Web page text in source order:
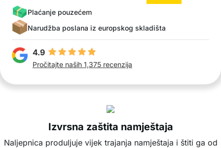
Plaćanje pouzećem
Narudžba poslana iz europskog skladišta
4.9
Pročitajte naših 1,375 recenzija
Izvrsna zaštita namještaja
Naljepnica produljuje vijek trajanja namještaja i štiti ga od